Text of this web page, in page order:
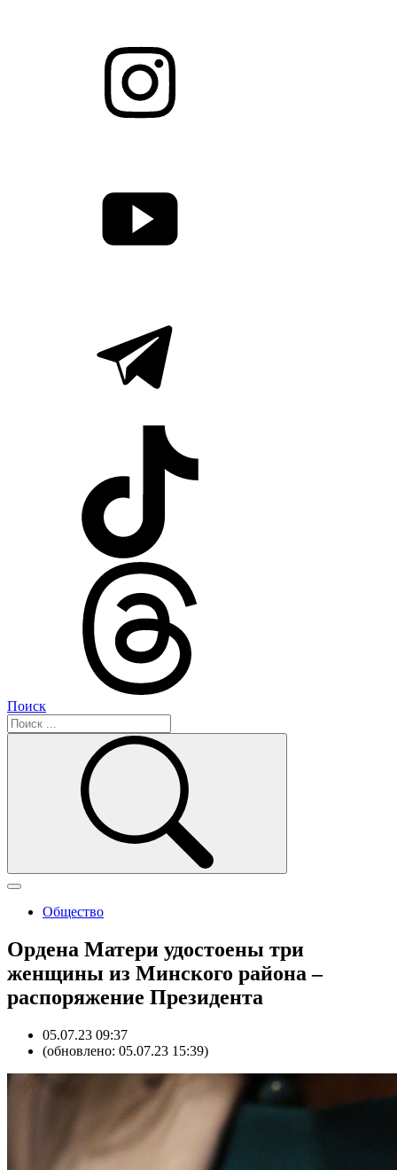
Поиск
Общество
Ордена Матери удостоены три
женщины из Минского района –
распоряжение Президента
05.07.23 09:37
(обновлено: 05.07.23 15:39)